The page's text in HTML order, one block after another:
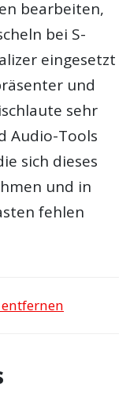
bearbeiten,
bei S-
eingesetzt
und
sehr
Audio-Tools
sich dieses
und in
fehlen